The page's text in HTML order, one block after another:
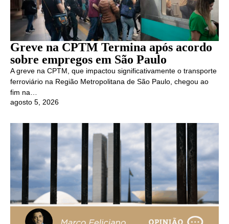
Greve na CPTM Termina após acordo
sobre empregos em São Paulo
A greve na CPTM, que impactou significativamente o transporte
ferroviário na Região Metropolitana de São Paulo, chegou ao
fim na…
agosto 5, 2026